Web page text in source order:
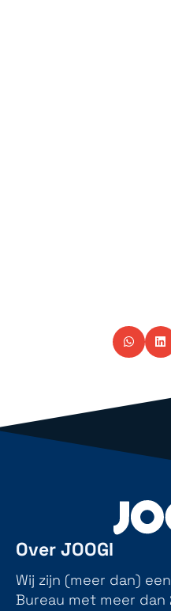
Over JOOGI
Wij zijn (meer dan)
Bureau met meer dan